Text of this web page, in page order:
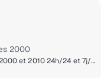
2000
Succès hip-hop des années 2000 et 2010 24h/24 et 7j/7, mettant en vedette certains des plus grands noms du rap.